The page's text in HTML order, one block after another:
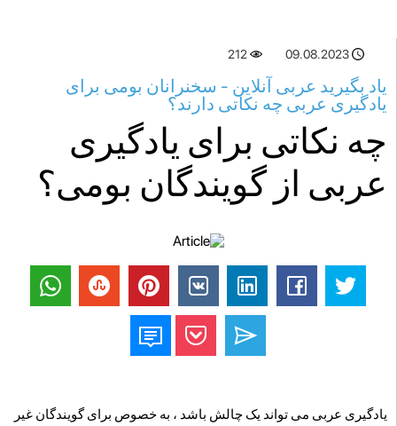
09.08.2023
212
یاد بگیرید عربی آنلاین - سخنرانان بومی برای
یادگیری عربی چه نکاتی دارند؟
چه نکاتی برای یادگیری
عربی از گویندگان بومی؟
یادگیری عربی می تواند یک چالش باشد ، به خصوص برای گویندگان غیر